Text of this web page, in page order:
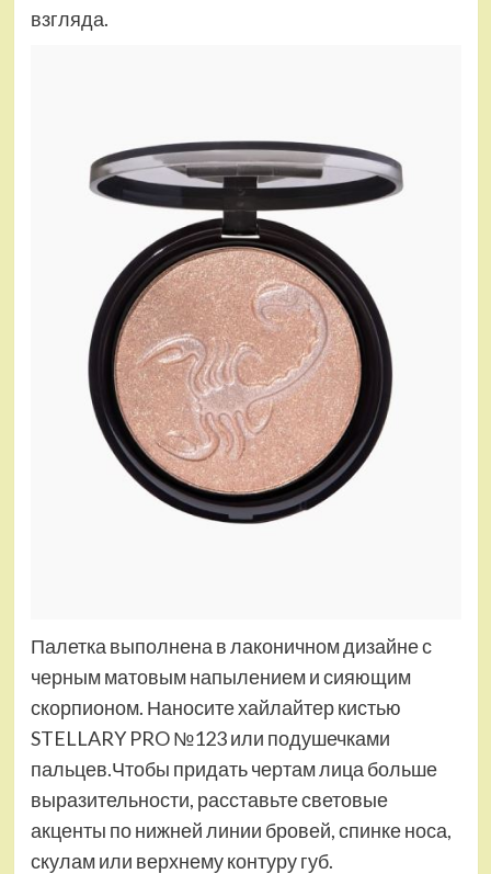
взгляда.
Палетка выполнена в лаконичном дизайне с
черным матовым напылением и сияющим
скорпионом. Наносите хайлайтер кистью
STELLARY PRO №123 или подушечками
пальцев.Чтобы придать чертам лица больше
выразительности, расставьте световые
акценты по нижней линии бровей, спинке носа,
скулам или верхнему контуру губ.